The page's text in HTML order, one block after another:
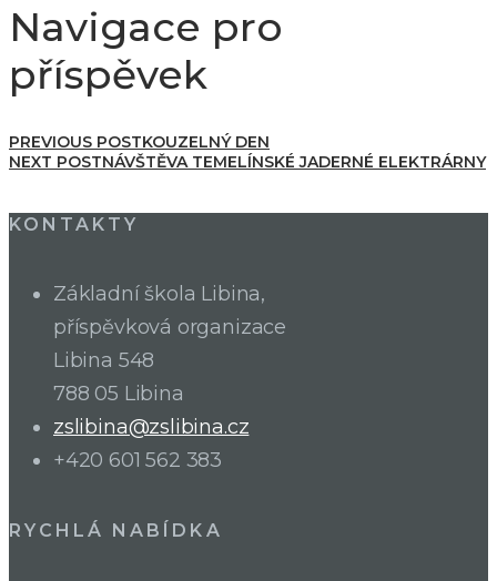
Navigace pro
příspěvek
PREVIOUS POSTKOUZELNÝ DEN
NEXT POSTNÁVŠTĚVA TEMELÍNSKÉ JADERNÉ ELEKTRÁRNY
KONTAKTY
Základní škola Libina,
příspěvková organizace
Libina 548
788 05 Libina
zslibina@zslibina.cz
+420 601 562 383
RYCHLÁ NABÍDKA